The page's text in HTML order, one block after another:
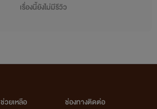
เรื่องนี้ยังไม่มีรีวิว
ช่วยเหลือ
ช่องทางติดต่อ